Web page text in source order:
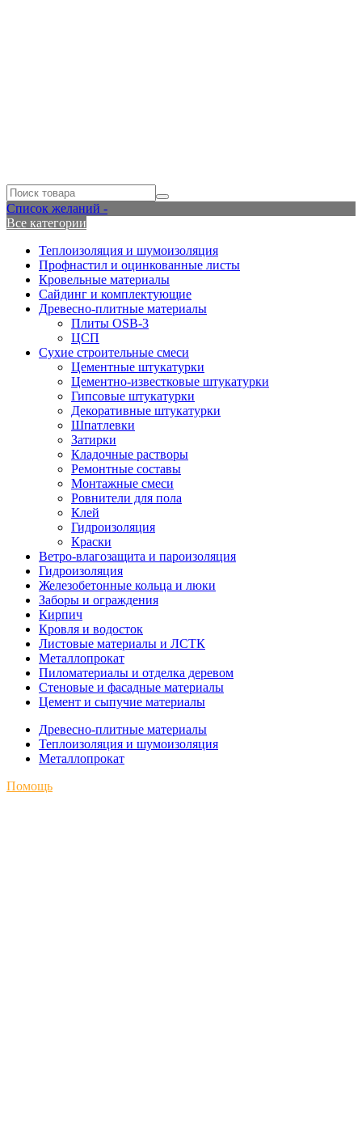
Список желаний -
Все категории
Теплоизоляция и шумоизоляция
Профнастил и оцинкованные листы
Кровельные материалы
Сайдинг и комплектующие
Древесно-плитные материалы
Плиты OSB-3
ЦСП
Сухие строительные смеси
Цементные штукатурки
Цементно-известковые штукатурки
Гипсовые штукатурки
Декоративные штукатурки
Шпатлевки
Затирки
Кладочные растворы
Ремонтные составы
Монтажные смеси
Ровнители для пола
Клей
Гидроизоляция
Краски
Ветро-влагозащита и пароизоляция
Гидроизоляция
Железобетонные кольца и люки
Заборы и ограждения
Кирпич
Кровля и водосток
Листовые материалы и ЛСТК
Металлопрокат
Пиломатериалы и отделка деревом
Стеновые и фасадные материалы
Цемент и сыпучие материалы
Древесно-плитные материалы
Теплоизоляция и шумоизоляция
Металлопрокат
Помощь